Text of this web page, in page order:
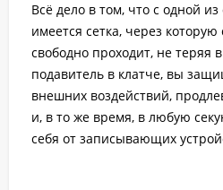
Всё дело в том, что с одной из
имеется сетка, через
свободно проходит, не теряя
подавитель в клатче, вы
внешних воздействий,
и, в то же время, в любую
себя от записывающих